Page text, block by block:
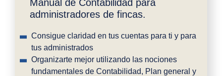
Manual de Contabilidad para
administradores de fincas.
Consigue claridad en tus cuentas para ti y para
tus administrados
Organizarte mejor utilizando las nociones
fundamentales de Contabilidad, Plan general y